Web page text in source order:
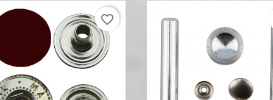
favorite_border